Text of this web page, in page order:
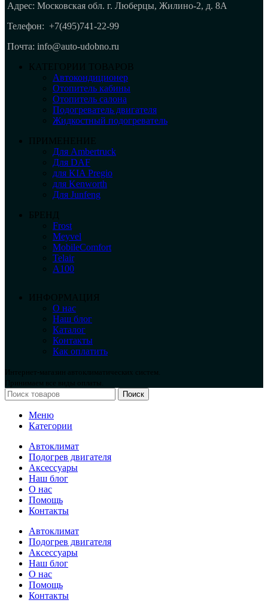
Адрес: Московская обл. г. Люберцы, Жилино-2, д. 8A
Телефон: +7(495)741-22-99
Почта: info@auto-udobno.ru
КАТЕГОРИИ ТОВАРОВ
Автокондиционер
Отопитель кабины
Отопитель салона
Подогреватель двигателя
Жидкостный подогреватель
ПРИМЕНЕНИЕ
Для Ambertruck
Для DAF
для KIA Pregio
для Kenworth
Для Junfeng
БРЕНД
Frost
Meyvel
MobileComfort
Telair
А100
ИНФОРМАЦИЯ
О нас
Наш блог
Каталог
Контакты
Как оплатить
Интернет-магазин автоклиматических систем.
Принимаем все виды оплаты.
Поиск
Меню
Категории
Автоклимат
Подогрев двигателя
Аксессуары
Наш блог
О нас
Помощь
Контакты
Автоклимат
Подогрев двигателя
Аксессуары
Наш блог
О нас
Помощь
Контакты